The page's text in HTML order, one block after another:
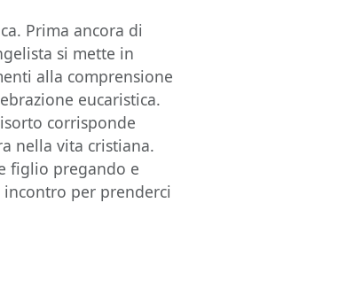
Prima ancora di
si mette in
alla comprensione
eucaristica.
corrisponde
nella vita cristiana.
figlio pregando e
per prenderci